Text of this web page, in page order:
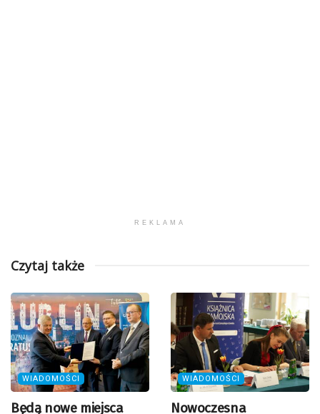
REKLAMA
Czytaj także
WIADOMOŚCI
Będą nowe miejsca
WIADOMOŚCI
Nowoczesna